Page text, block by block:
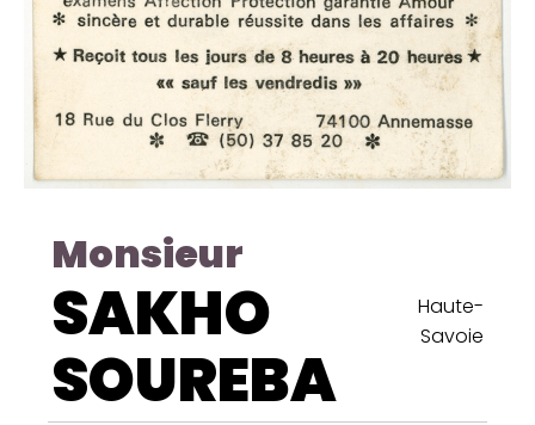
Monsieur
SAKHO
SOUREBA
Haute-
Savoie